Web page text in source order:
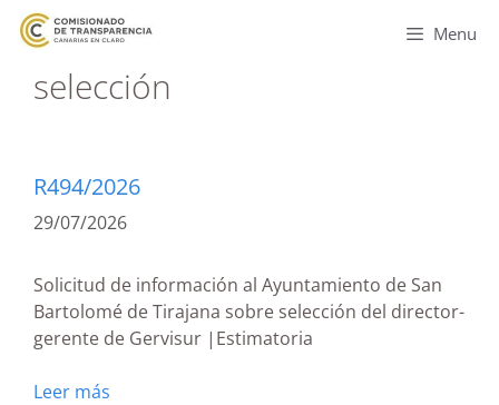
Menu
selección
R494/2026
29/07/2026
Solicitud de información al Ayuntamiento de San
Bartolomé de Tirajana sobre selección del director-
gerente de Gervisur |Estimatoria
Leer más